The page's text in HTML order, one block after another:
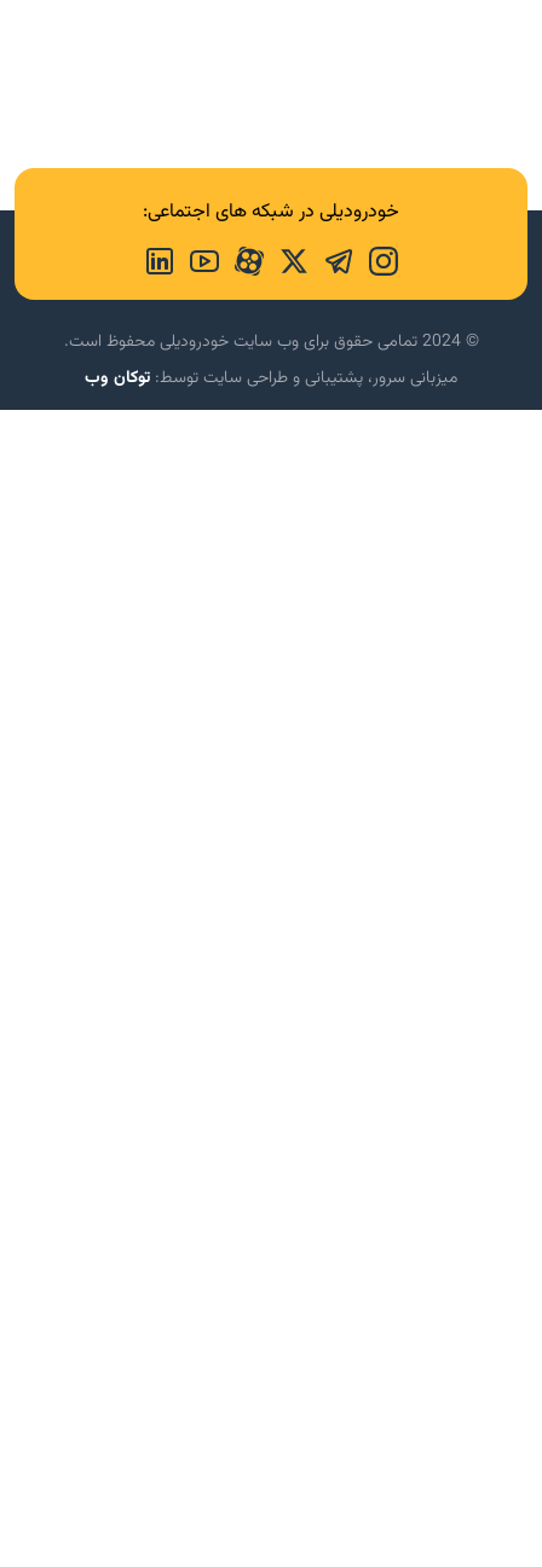
خودرودیلی در شبکه های اجتماعی:
© 2024 تمامی حقوق برای وب سایت خودرودیلی محفوظ است.
میزبانی سرور، پشتیبانی و طراحی سایت توسط: توکان وب